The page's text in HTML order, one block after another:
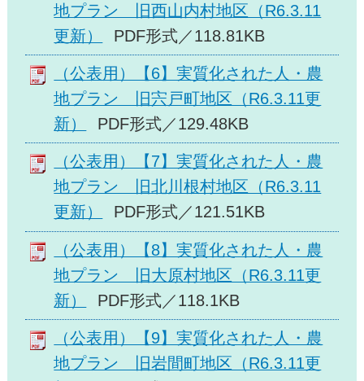
地プラン 旧西山内村地区（R6.3.11
更新）
PDF形式／118.81KB
（公表用）【6】実質化された人・農
地プラン 旧宍戸町地区（R6.3.11更
新）
PDF形式／129.48KB
（公表用）【7】実質化された人・農
地プラン 旧北川根村地区（R6.3.11
更新）
PDF形式／121.51KB
（公表用）【8】実質化された人・農
地プラン 旧大原村地区（R6.3.11更
新）
PDF形式／118.1KB
（公表用）【9】実質化された人・農
地プラン 旧岩間町地区（R6.3.11更